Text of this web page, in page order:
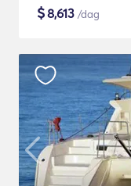
$8,613 /dag